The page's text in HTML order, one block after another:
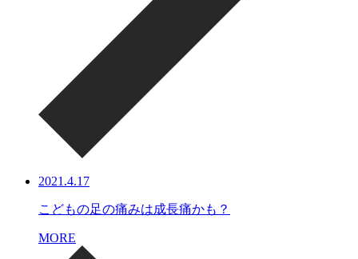
2021.4.17
こどもの足の痛みは成長痛かも？
MORE